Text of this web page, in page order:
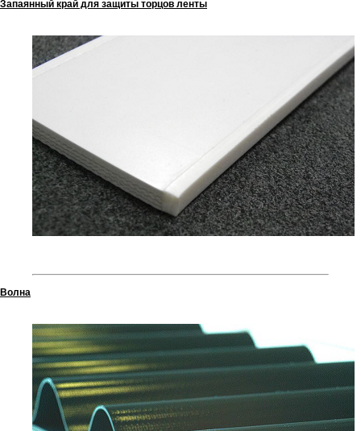
Запаянный край для защиты торцов ленты
Волна